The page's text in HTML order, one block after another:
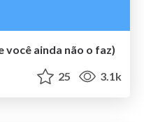
você ainda não o faz)
25 3.1k